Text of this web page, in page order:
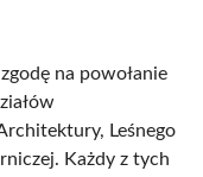
na powołanie
Leśnego
Każdy z tych